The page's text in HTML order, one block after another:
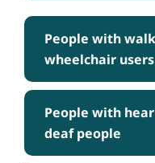
People with
wheelchair users
People with
deaf people